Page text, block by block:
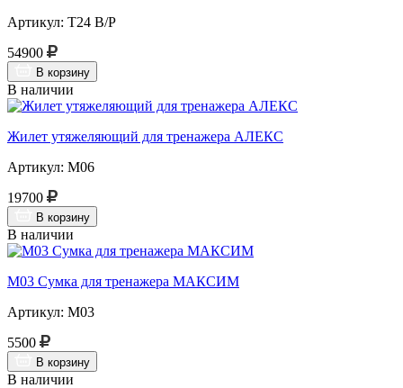
Артикул: Т24 В/Р
54900
В корзину
В наличии
Жилет утяжеляющий для тренажера АЛЕКС
Артикул: М06
19700
В корзину
В наличии
М03 Сумка для тренажера МАКСИМ
Артикул: М03
5500
В корзину
В наличии